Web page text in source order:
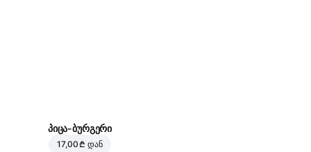
პიცა-ბურგერი
17,00 ₾ დან